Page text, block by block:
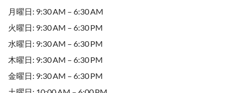
月曜日: 9:30 AM – 6:30 AM
火曜日: 9:30 AM – 6:30 PM
水曜日: 9:30 AM – 6:30 PM
木曜日: 9:30 AM – 6:30 PM
金曜日: 9:30 AM – 6:30 PM